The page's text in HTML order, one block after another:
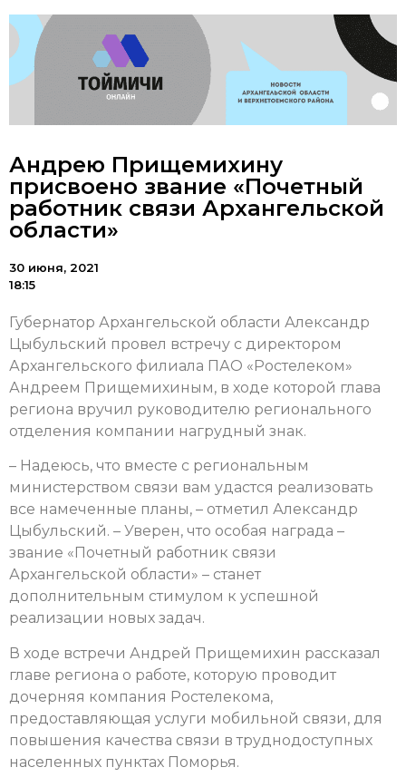
Андрею Прищемихину
присвоено звание «Почетный
работник связи Архангельской
области»
30 июня, 2021
18:15
Губернатор Архангельской области Александр
Цыбульский провел встречу с директором
Архангельского филиала ПАО «Ростелеком»
Андреем Прищемихиным, в ходе которой глава
региона вручил руководителю регионального
отделения компании нагрудный знак.
– Надеюсь, что вместе с региональным
министерством связи вам удастся реализовать
все намеченные планы, – отметил Александр
Цыбульский. – Уверен, что особая награда –
звание «Почетный работник связи
Архангельской области» – станет
дополнительным стимулом к успешной
реализации новых задач.
В ходе встречи Андрей Прищемихин рассказал
главе региона о работе, которую проводит
дочерняя компания Ростелекома,
предоставляющая услуги мобильной связи, для
повышения качества связи в труднодоступных
населенных пунктах Поморья.